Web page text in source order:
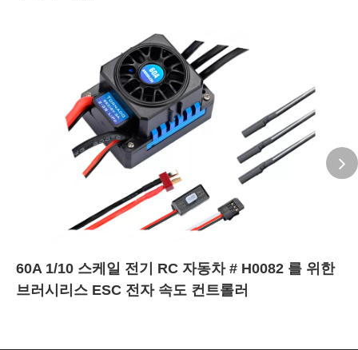
60A 1/10 스케일 전기 RC 자동차 # H0082 를 위한
브러시리스 ESC 전자 속도 컨트롤러